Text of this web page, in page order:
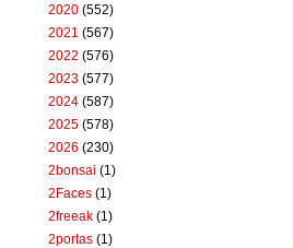
2020 (552)
2021 (567)
2022 (576)
2023 (577)
2024 (587)
2025 (578)
2026 (230)
2bonsai (1)
2Faces (1)
2freeak (1)
2portas (1)